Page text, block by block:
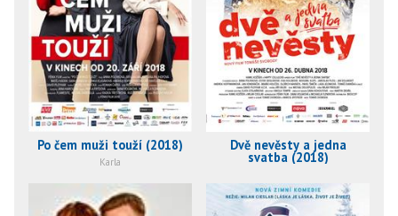
Po čem muži touží (2018)
Karla
Dvě nevěsty a jedna
svatba (2018)